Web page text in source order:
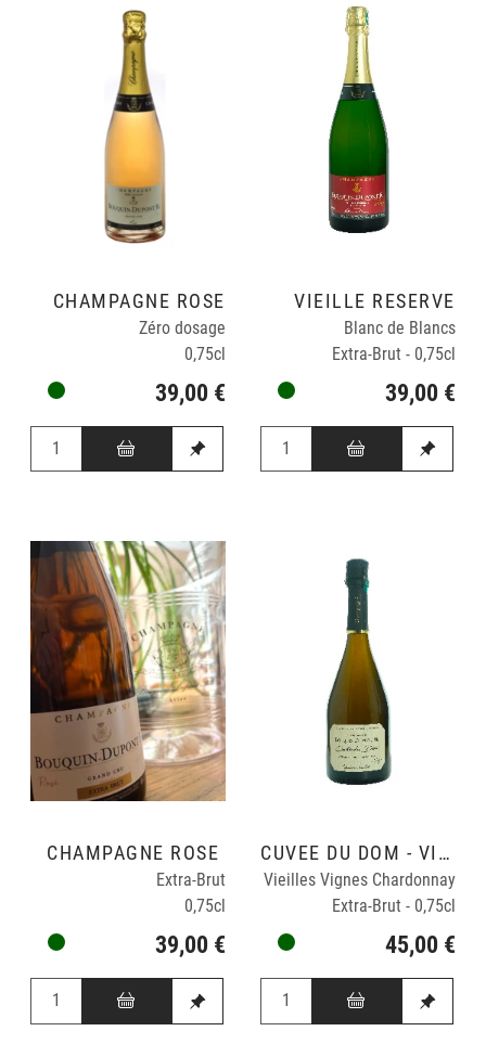
CHAMPAGNE ROSÉ
Zéro dosage
0,75cl
39,00 €
VIEILLE RESERVE
Blanc de Blancs
Extra-Brut - 0,75cl
39,00 €
CHAMPAGNE ROSÉ
Extra-Brut
0,75cl
39,00 €
CUVÉE DU DOM - VINIFICATION BOIS EN DEMI MUID.
Vieilles Vignes Chardonnay
Extra-Brut - 0,75cl
45,00 €